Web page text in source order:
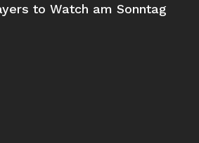
to Watch am Sonntag